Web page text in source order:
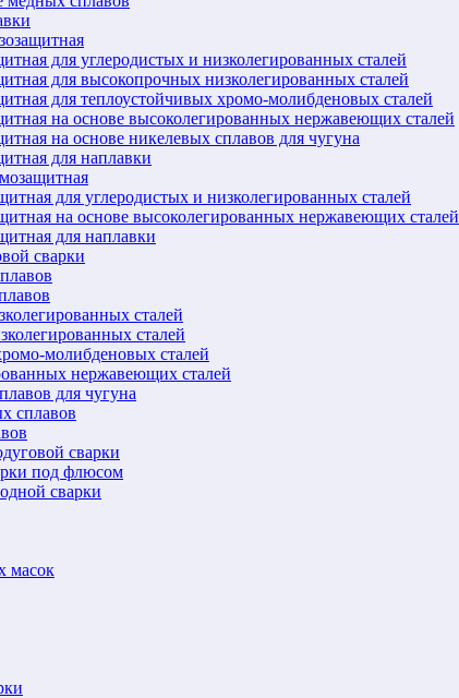
для углеродистых и низколегированных сталей
для высокопрочных низколегированных сталей
для теплоустойчивых хромо-молибденовых сталей
на основе высоколегированных нержавеющих сталей
на основе никелевых сплавов для чугуна
для наплавки
для углеродистых и низколегированных сталей
на основе высоколегированных нержавеющих сталей
для наплавки
сварки
сталей
сталей
молибденовых сталей
нержавеющих сталей
для чугуна
сплавов
сварки
под флюсом
сварки
масок